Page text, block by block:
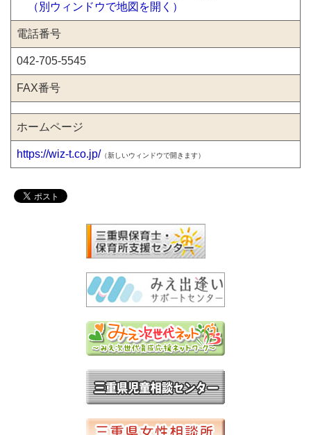
（別ウィンドウで地図を開く）
電話番号
042-705-5545
FAX番号
ホームページ
https://wiz-t.co.jp/ （新しいウィンドウで開きます）